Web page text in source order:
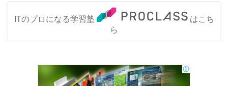
ITのプロになる学習塾
はこち
ら